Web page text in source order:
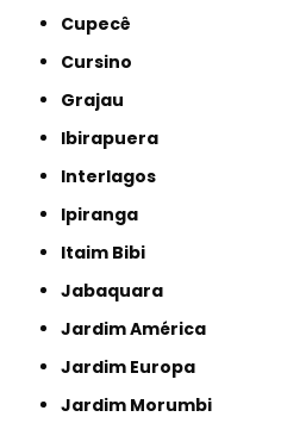
Cupecê
Cursino
Grajau
Ibirapuera
Interlagos
Ipiranga
Itaim Bibi
Jabaquara
Jardim América
Jardim Europa
Jardim Morumbi